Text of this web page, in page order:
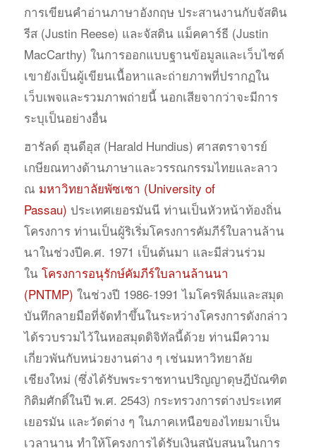
การเขียนคำอ่านภาษาอังกฤษ ประสานงานกับจัสติน
รีส (Justin Reese) และจัสติน แม็คคาร์ธี (Justin
MacCarthy) ในการออกแบบฐานข้อมูลและเว็บไซต์
เขายังเป็นผู้เขียนเนื้อหาและถ่ายภาพที่ปรากฏใน
เว็บเพจและรวมภาพถ่ายนี้ นอกเสียจากว่าจะมีการ
ระบุเป็นอย่างอื่น
ฮารัลด์ ฮุนดีอุส (Harald Hundius) ศาสตราจารย์
เกษียณทางด้านภาษาและวรรณกรรมไทยและลาว
ณ มหาวิทยาลัยพัซเซา (University of
Passau) ประเทศเยอรมันนี ท่านเป็นหัวหน้าท้องถิ่น
โครงการ ท่านเป็นผู้ริเริ่มโครงการคัมภีร์ใบลานล้าน
นาในช่วงปีค.ศ. 1971 เป็นต้นมา และมีส่วนร่วม
ใน โครงการอนุรักษ์คัมภีร์ใบลานล้านนา
(PNTMP) ในช่วงปี 1986-1991 ไมโครฟิล์มและสมุด
บันทึกลายมือที่จัดทำขึ้นในระหว่างโครงการดังกล่าว
ได้รวบรวมไว้ในหอสมุดดิจิทัลนี้ด้วย ท่านมีความ
เกี่ยวพันกับหน่วยงานต่าง ๆ เช่นมหาวิทยาลัย
เชียงใหม่ (ซึ่งได้รับพระราชทานปริญญาดุษฎีบัณฑิต
กิติมศักดิ์ในปี พ.ศ. 2543) กระทรวงการต่างประเทศ
เยอรมัน และวัดต่าง ๆ ในภาคเหนือของไทยมาเป็น
เวลานาน ทำให้โครงการได้รับเงินสนับสนุนในการ